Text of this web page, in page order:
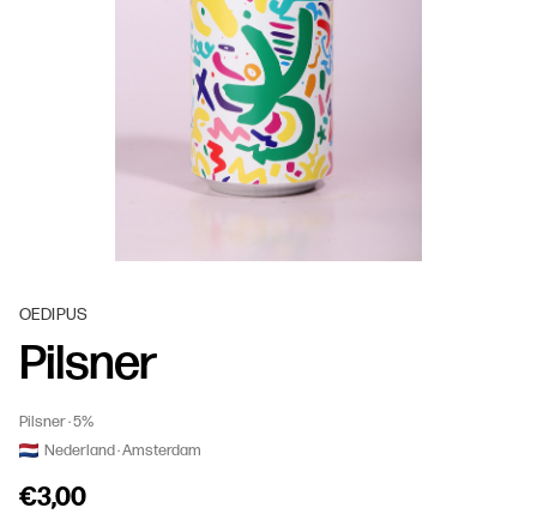
OEDIPUS
Pilsner
Pilsner 5%
Nederland Amsterdam
€3,00